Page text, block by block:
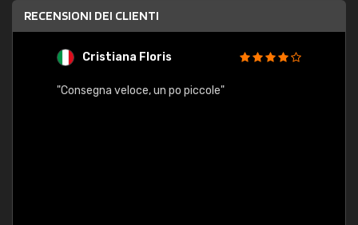
RECENSIONI DEI CLIENTI
Cristiana Floris
"Consegna veloce, un po piccole"